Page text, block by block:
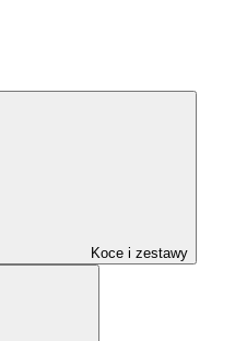
Koce i zestawy